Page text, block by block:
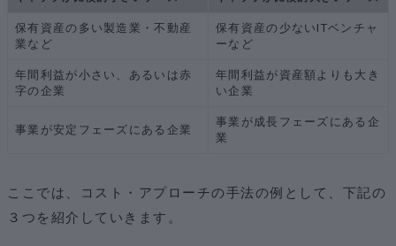
保有資産の多い製造業・不動産
業など
保有資産の少ないITベンチャ
ーなど
年間利益が小さい、あるいは赤
字の企業
年間利益が資産額よりも大き
い企業
事業が安定フェーズにある企業
事業が成長フェーズにある企
業
ここでは、コスト・アプローチの手法の例として、下記の
３つを紹介していきます。